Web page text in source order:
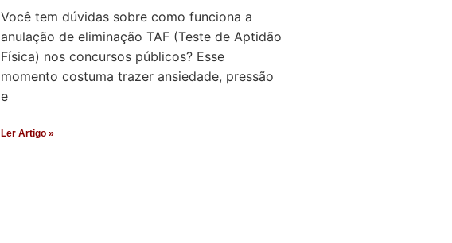
Você tem dúvidas sobre como funciona a
anulação de eliminação TAF (Teste de Aptidão
Física) nos concursos públicos? Esse
momento costuma trazer ansiedade, pressão
e
Ler Artigo »